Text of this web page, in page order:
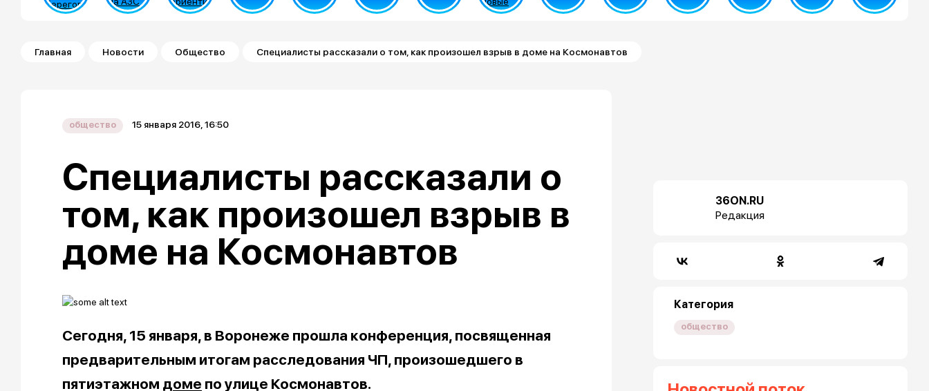
Строка навигации
Главная Новости Общество Специалисты рассказали о том, как произошел взрыв в доме на Космонавтов
общество 15 января 2016, 16:50
Специалисты рассказали о
том, как произошел взрыв в
доме на Космонавтов
Сегодня, 15 января, в Воронеже прошла конференция, посвященная
предварительным итогам расследования ЧП, произошедшего в
пятиэтажном доме по улице Космонавтов.
36ON.RU
Редакция
Категория
общество